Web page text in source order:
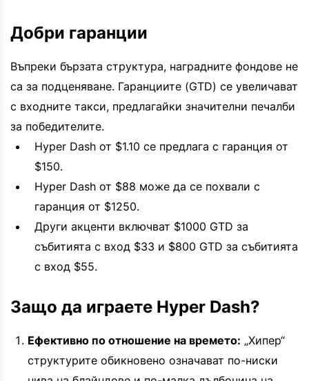
Добри гаранции
Въпреки бързата структура, наградните фондове не
са за подценяване. Гаранциите (GTD) се увеличават
с входните такси, предлагайки значителни печалби
за победителите.
Hyper Dash от $1.10 се предлага с гаранция от
$150.
Hyper Dash от $88 може да се похвали с
гаранция от $1250.
Други акценти включват $1000 GTD за
събитията с вход $33 и $800 GTD за събитията
с вход $55.
Защо да играете Hyper Dash?
Ефективно по отношение на времето: „Хипер“
структурите обикновено означават по-ниски